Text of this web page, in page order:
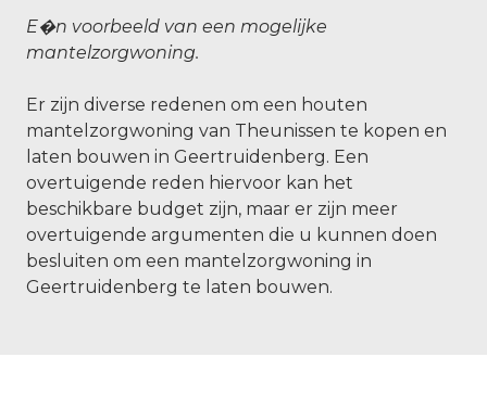
E�n voorbeeld van een mogelijke
mantelzorgwoning.
Er zijn diverse redenen om een houten
mantelzorgwoning van Theunissen te kopen en
laten bouwen in Geertruidenberg. Een
overtuigende reden hiervoor kan het
beschikbare budget zijn, maar er zijn meer
overtuigende argumenten die u kunnen doen
besluiten om een mantelzorgwoning in
Geertruidenberg te laten bouwen.